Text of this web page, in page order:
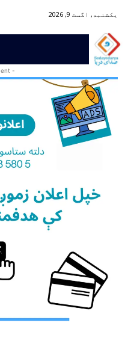
یکشنبه, اگست 9, 2026
- Advertisment -